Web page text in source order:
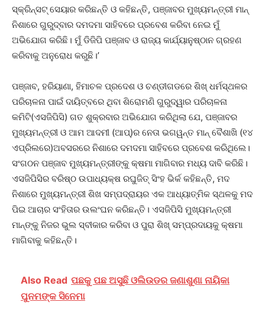
ସ୍କ୍ରିନ୍‌ସଟ୍‌ ସେୟାର କରିଛନ୍ତି ଓ କହିଛନ୍ତି, ପଞ୍ଜାବର ମୁଖ୍ୟମନ୍ତ୍ରୀ ମାନ୍‌
ନିଶାରେ ଗୁରୁଦ୍ବାର ଦମଦମା ସାହିବରେ ପ୍ରବେଶ କରିବା ନେଇ ମୁଁ
ଅଭିଯୋଗ କରିଛି। ମୁଁ ଡିଜିପି ପଞ୍ଜାବ ଓ ରାଜ୍ୟ କାର୍ଯ୍ୟାନୁଷ୍ଠାନ ଗ୍ରହଣ
କରିବାକୁ ଅନୁରୋଧ କରୁଛି।’
ପଞ୍ଜାବ, ହରିୟାଣା, ହିମାଚଳ ପ୍ରଦେଶ ଓ ଚଣ୍ଡୀଗଡରେ ଶିଖ୍‌ ଧର୍ମସ୍ଥଳର
ପରିଚାଳନା ପାଇଁ ଦାୟିତ୍ବରେ ଥିବା ଶିରୋମଣି ଗୁରୁଦ୍ୱାର ପରିଚାଳନା
କମିଟି(ଏସଜିପିସି) ଗତ ଶୁକ୍ରବାର ଅଭିଯୋଗ କରିଥିଲା ଯେ, ପଞ୍ଜାବର
ମୁଖ୍ୟମନ୍ତ୍ରୀ ଓ ଆମ ଆଦମୀ (ଆପ୍)ର ନେତା ଭଗୱନ୍ତ ମାନ୍‌ ବୈଶାଖି (୧୪
ଏପ୍ରିଲରେ)ଅବସରରେ ନିଶାରେ ଦମଦମା ସାହିବରେ ପ୍ରବେଶ କରିଥିଲେ।
ସଂଗଠନ ପଞ୍ଜାବ ମୁଖ୍ୟମନ୍ତ୍ରୀଙ୍କୁ କ୍ଷମା ମାଗିବାର ମଧ୍ୟ ଦାବି କରିଛି।
ଏସଜିପିସିର ବରିଷ୍ଠ ଉପାଧ୍ୟକ୍ଷ ରଘୁଜିତ୍ ସିଂହ ଭିର୍କ କହିଛନ୍ତି, ମଦ
ନିଶାରେ ମୁଖ୍ୟମନ୍ତ୍ରୀ ଶିଖ ସମ୍ପଦ୍ରାୟର ଏକ ଆଧ୍ୟାତ୍ମିକ ସ୍ଥଳକୁ ମଦ
ପିଇ ଆଚାର ସଂହିତାର ଉଲଂଘନ କରିଛନ୍ତି। ଏସଜିପିସି ମୁଖ୍ୟମନ୍ତ୍ରୀ
ମାନ୍‌ଙ୍କୁ ନିଜର ଭୁଲ ସ୍ବୀକାର କରିବା ଓ ପୁରା ଶିଖ୍ ସମ୍ପ୍ରଦାୟକୁ କ୍ଷମା
ମାଗିବାକୁ କହିଛନ୍ତି।
Also Read ପଛକୁ ପଛ ଅସୁଛି ଓଲିଉଡର ଜଣାଶୁଣା ନାୟିକା
ପୁନମଙ୍କ ସିନେମା